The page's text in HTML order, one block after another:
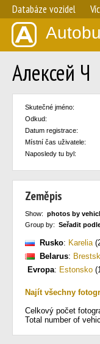
Databáze vozidel
Алексей Ч
Skutečné jméno:
Odkud:
Datum registrace:
Místní čas uživatele:
Naposledy tu byl:
Zeměpis
Show: photos by
Group by: Seřadit
Rusko: Karelia
Belarus:
Evropa: Estonsko
Najít všechny
Celkový počet
Total number of